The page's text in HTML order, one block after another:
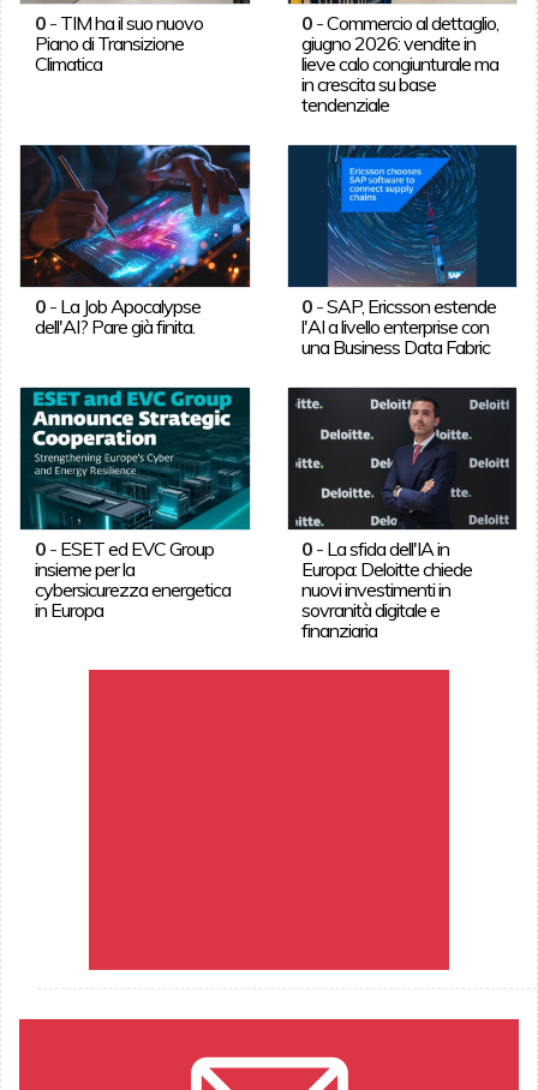
0- TIM ha il suo nuovo
Piano di Transizione
Climatica
0 -Commercio al dettaglio,
giugno 2026: vendite in
lieve calo congiunturale ma
in crescita su base
tendenziale
0- La Job Apocalypse
dell'AI? Pare già finita.
0 -SAP, Ericsson estende
l'AI a livello enterprise con
una Business Data Fabric
0- ESET ed EVC Group
insieme per la
cybersicurezza energetica
in Europa
0 - La sfida dell'IA in
Europa: Deloitte chiede
nuovi investimenti in
sovranità digitale e
finanziaria